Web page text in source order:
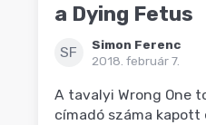
a Dying Fetus
SF
Simon Ferenc
2018. február 7.
A tavalyi Wrong One
címadó száma kapott